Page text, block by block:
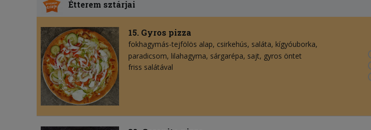
Étterem sztárjai
15. Gyros pizza
fokhagymás-tejfölös alap csirkehús saláta kígyóuborka
paradicsom lilahagyma sárgarépa sajt gyros öntet
friss salátával